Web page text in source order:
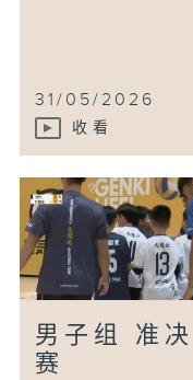
31/05/2026
收看
男子组 准决
赛